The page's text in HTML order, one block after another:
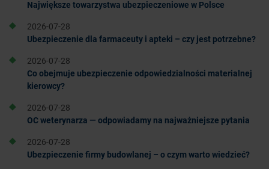
Największe towarzystwa ubezpieczeniowe w Polsce
2026-07-28
Ubezpieczenie dla farmaceuty i apteki – czy jest potrzebne?
2026-07-28
Co obejmuje ubezpieczenie odpowiedzialności materialnej
kierowcy?
2026-07-28
OC weterynarza — odpowiadamy na najważniejsze pytania
2026-07-28
Ubezpieczenie firmy budowlanej – o czym warto wiedzieć?